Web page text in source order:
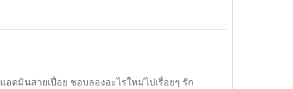
แอดมินสายเปื่อย ชอบลองอะไรใหม่ไปเรื่อยๆ รัก